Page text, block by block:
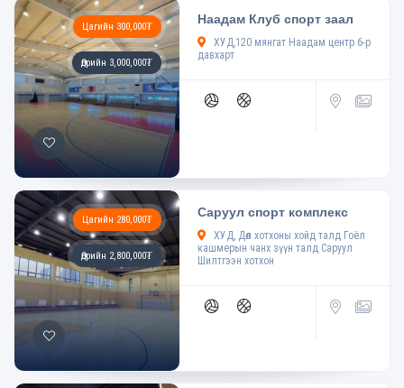
Цагийн 300,000₮
Өдрийн 3,000,000₮
Наадам Клуб спорт заал
ХУД,120 мянгат Наадам центр 6-р
давхарт
Цагийн 280,000₮
Өдрийн 2,800,000₮
Саруул спорт комплекс
ХУД, Дөл хотхоны хойд талд Гоёл
кашмерын чанх зүүн талд Саруул
Шилтгээн хотхон